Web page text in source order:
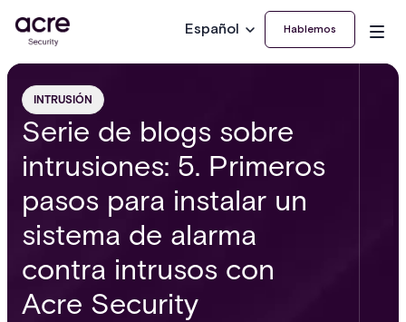
Español Hablemos
INTRUSIÓN
Serie de blogs sobre
intrusiones: 5. Primeros
pasos para instalar un
sistema de alarma
contra intrusos con
Acre Security